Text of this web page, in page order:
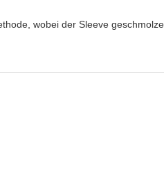
wobei der Sleeve